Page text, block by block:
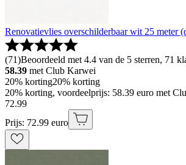
Renovatievlies overschilderbaar wit 25 meter
(71)Beoordeeld met 4.4 van de 5 sterren, 71
58.39 met Club Karwei
20% korting20% korting
20% korting, voordeelprijs: 58.39 euro met
72.99
Prijs: 72.99 euro